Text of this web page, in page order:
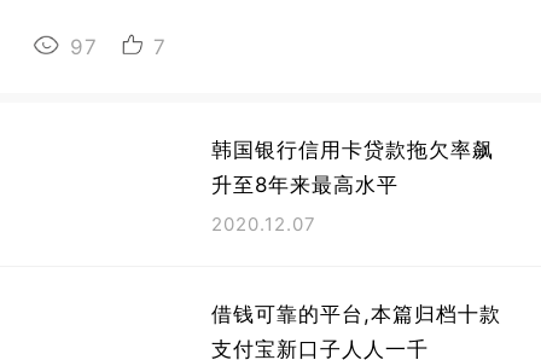
97 7
韩国银行信用卡贷款拖欠率飙
升至8年来最高水平
2020.12.07
借钱可靠的平台,本篇归档十款
支付宝新口子人人一千